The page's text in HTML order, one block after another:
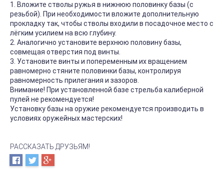
1. Вложите стволы ружья в нижнюю половинку базы (с
резьбой). При необходимости вложите дополнительную
прокладку так, чтобы стволы входили в посадочное место с
лёгким усилием на всю глубину.
2. Аналогично установите верхнюю половину базы,
совмещая отверстия под винты.
3. Установите винты и попеременным их вращением
равномерно стяните половинки базы, контролируя
равномерность прилегания и зазоров.
Внимание! При установленной базе стрельба калиберной
пулей не рекомендуется!
Установку базы на оружие рекомендуется производить в
условиях оружейных мастерских!
РАССКАЗАТЬ ДРУЗЬЯМ!